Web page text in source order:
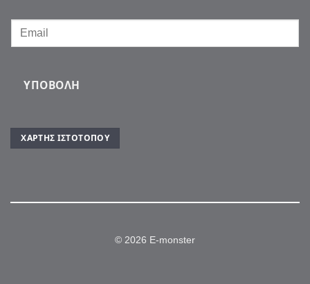
ΥΠΟΒΟΛΉ
ΧΆΡΤΗΣ ΙΣΤΌΤΟΠΟΥ
© 2026 E-monster